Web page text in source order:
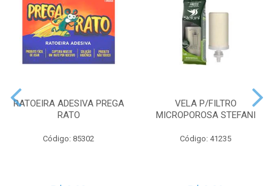
RATOEIRA ADESIVA PREGA
RATO
Código: 85302
VELA P/FILTRO
MICROPOROSA STEFANI
Código: 41235